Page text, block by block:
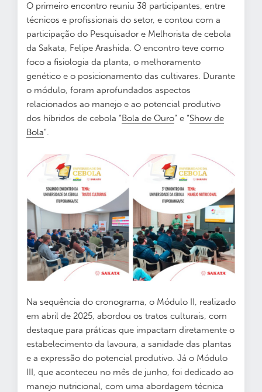
O primeiro encontro reuniu 38 participantes, entre
técnicos e profissionais do setor, e contou com a
participação do Pesquisador e Melhorista de cebola
da Sakata, Felipe Arashida. O encontro teve como
foco a fisiologia da planta, o melhoramento
genético e o posicionamento das cultivares. Durante
o módulo, foram aprofundados aspectos
relacionados ao manejo e ao potencial produtivo
dos híbridos de cebola “Bola de Ouro” e “Show de
Bola”.
Na sequência do cronograma, o Módulo II, realizado
em abril de 2025, abordou os tratos culturais, com
destaque para práticas que impactam diretamente o
estabelecimento da lavoura, a sanidade das plantas
e a expressão do potencial produtivo. Já o Módulo
III, que aconteceu no mês de junho, foi dedicado ao
manejo nutricional, com uma abordagem técnica